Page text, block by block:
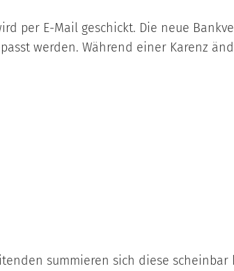
per E-Mail geschickt. Die neue
werden. Während einer Karenz
summieren sich diese scheinbar